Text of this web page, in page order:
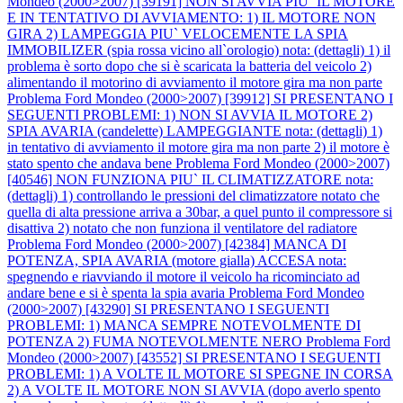
E IN TENTATIVO DI AVVIAMENTO: 1) IL MOTORE NON
GIRA 2) LAMPEGGIA PIU` VELOCEMENTE LA SPIA
IMMOBILIZER (spia rossa vicino all`orologio) nota: (dettagli) 1) il
problema è sorto dopo che si è scaricata la batteria del veicolo 2)
alimentando il motorino di avviamento il motore gira ma non parte
Problema Ford Mondeo (2000>2007) [39912] SI PRESENTANO I
SEGUENTI PROBLEMI: 1) NON SI AVVIA IL MOTORE 2)
SPIA AVARIA (candelette) LAMPEGGIANTE nota: (dettagli) 1)
in tentativo di avviamento il motore gira ma non parte 2) il motore è
stato spento che andava bene Problema Ford Mondeo (2000>2007)
[40546] NON FUNZIONA PIU` IL CLIMATIZZATORE nota:
(dettagli) 1) controllando le pressioni del climatizzatore notato che
quella di alta pressione arriva a 30bar, a quel punto il compressore si
disattiva 2) notato che non funziona il ventilatore del radiatore
Problema Ford Mondeo (2000>2007) [42384] MANCA DI
POTENZA, SPIA AVARIA (motore gialla) ACCESA nota:
spegnendo e riavviando il motore il veicolo ha ricominciato ad
andare bene e si è spenta la spia avaria Problema Ford Mondeo
(2000>2007) [43290] SI PRESENTANO I SEGUENTI
PROBLEMI: 1) MANCA SEMPRE NOTEVOLMENTE DI
POTENZA 2) FUMA NOTEVOLMENTE NERO Problema Ford
Mondeo (2000>2007) [43552] SI PRESENTANO I SEGUENTI
PROBLEMI: 1) A VOLTE IL MOTORE SI SPEGNE IN CORSA
2) A VOLTE IL MOTORE NON SI AVVIA (dopo averlo spento